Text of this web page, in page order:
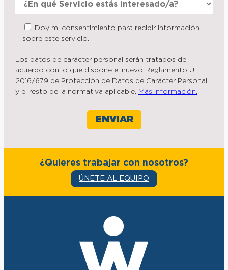
Doy mi consentimiento para recibir información
sobre este servicio.
Los datos de carácter personal serán tratados de
acuerdo con lo que dispone el nuevo Reglamento UE
2016/679 de Protección de Datos de Carácter Personal
y el resto de la normativa aplicable. Más información.
¿Quieres trabajar con nosotros?
ÚNETE AL EQUIPO